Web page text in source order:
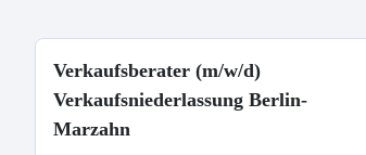
Verkaufsberater (m/w/d)
Verkaufsniederlassung Berlin-
Marzahn